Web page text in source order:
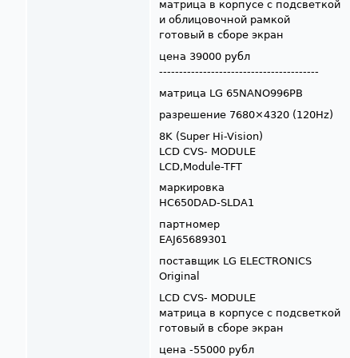
матрица в корпусе с подсветкой
и облицовочной рамкой
готовый в сборе экран
цена 39000 рубл
----------------------------------------
матрица LG 65NANO996PB
разрешение 7680×4320 (120Hz)
8K (Super Hi-Vision)
LCD CVS- MODULE
LCD,Module-TFT
маркировка
HC650DAD-SLDA1
партномер
EAJ65689301
поставщик LG ELECTRONICS
Original
LCD CVS- MODULE
матрица в корпусе с подсветкой
готовый в сборе экран
цена -55000 рубл